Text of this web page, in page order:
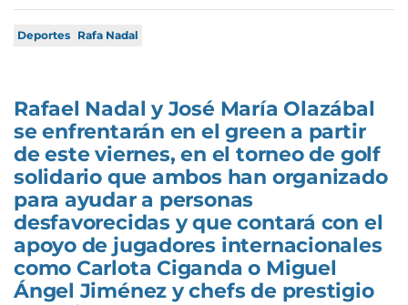
Deportes Rafa Nadal
Rafael Nadal y José María Olazábal
se enfrentarán en el green a partir
de este viernes, en el torneo de golf
solidario que ambos han organizado
para ayudar a personas
desfavorecidas y que contará con el
apoyo de jugadores internacionales
como Carlota Ciganda o Miguel
Ángel Jiménez y chefs de prestigio